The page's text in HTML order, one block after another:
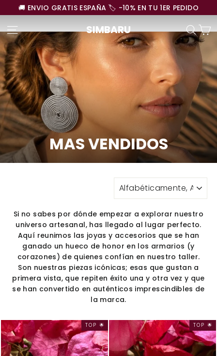
directamente
contenido
🚚 ENVIO GRATIS ESPAÑA 🏷️ -10% EN TU 1ER PEDIDO
SIMBARU
MAS VENDIDOS
ORDENAR
Si no sabes por dónde empezar a explorar nuestro
universo artesanal, has llegado al lugar perfecto.
Aquí reunimos las joyas y accesorios que se han
ganado un hueco de honor en los armarios (y
corazones) de quienes confían en nuestro taller.
Son nuestras piezas icónicas; esas que gustan a
primera vista, que repiten éxito una y otra vez y que
se han convertido en auténticos imprescindibles de
la marca.
TOP 🌟 TOP 🌟